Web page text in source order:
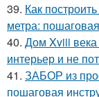
39. Как
метра:
40. Дом Xviii века
интерьер и не
41. ЗАБОР из
пошаговая